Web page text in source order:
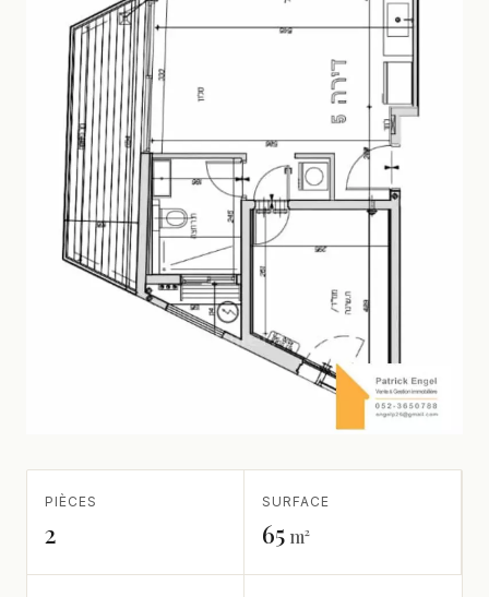
PIÈCES
2
SURFACE
65 m²